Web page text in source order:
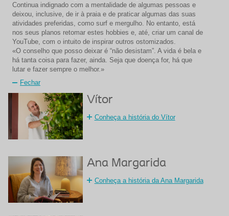
Continua indignado com a mentalidade de algumas pessoas e
deixou, inclusive, de ir à praia e de praticar algumas das suas
atividades preferidas, como surf e mergulho. No entanto, está
nos seus planos retomar estes hobbies e, até, criar um canal de
YouTube, com o intuito de inspirar outros ostomizados.
«O conselho que posso deixar é “não desistam”. A vida é bela e
há tanta coisa para fazer, ainda. Seja que doença for, há que
lutar e fazer sempre o melhor.»
Fechar
Vítor
Conheça a história do Vítor
Ana Margarida
Conheça a história da Ana Margarida